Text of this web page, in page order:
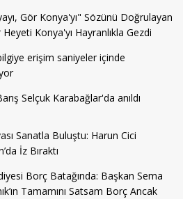
Gör Konya'yı" Sözünü Doğrulayan
Konya'yı Hayranlıkla Gezdi
erişim saniyeler içinde
Selçuk Karabağlar'da anıldı
Sanatla Buluştu: Harun Cici
İz Bıraktı
Borç Batağında: Başkan Sema
Tamamını Satsam Borç Ancak